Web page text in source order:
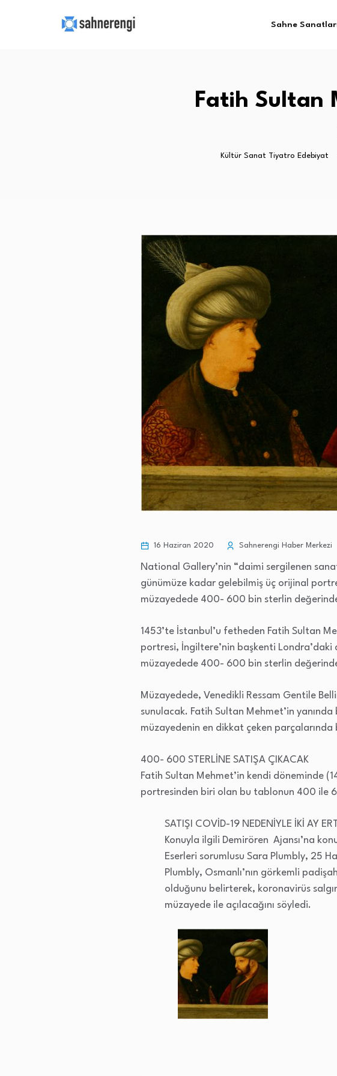
Sahne
Fatih Sultan
Kültür Sanat Tiyatro Edebiyat
16 Haziran 2020 Sahnerengi Haber Merkezi
National Gallery’nin “daimi sergilenen
günümüze kadar gelebilmiş üç orijinal
müzayedede 400- 600 bin sterlin değerinde
1453’te İstanbul’u fetheden Fatih Sultan
portresi, İngiltere’nin başkenti Londra’daki
müzayedede 400- 600 bin sterlin değerinde
Müzayedede, Venedikli Ressam Gentile
sunulacak. Fatih Sultan Mehmet’in
müzayedenin en dikkat çeken parçalarında
400- 600 STERLİNE SATIŞA ÇIKACAK
Fatih Sultan Mehmet’in kendi döneminde
portresinden biri olan bu tablonun 400 ile
SATIŞI COVİD-19 NEDENİYLE İKİ AY
Konuyla ilgili Demirören Ajansı’na
Eserleri sorumlusu Sara Plumbly, 25
Plumbly, Osmanlı’nın görkemli
olduğunu belirterek, koronavirüs
müzayede ile açılacağını söyledi.